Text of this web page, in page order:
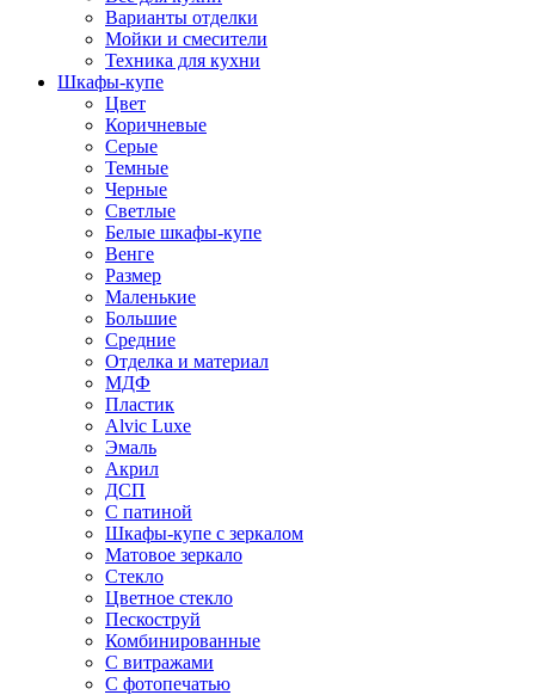
Варианты отделки
Мойки и смесители
Техника для кухни
Шкафы-купе
Цвет
Коричневые
Серые
Темные
Черные
Светлые
Белые шкафы-купе
Венге
Размер
Маленькие
Большие
Средние
Отделка и материал
МДФ
Пластик
Alvic Luxe
Эмаль
Акрил
ДСП
С патиной
Шкафы-купе с зеркалом
Матовое зеркало
Стекло
Цветное стекло
Пескоструй
Комбинированные
С витражами
С фотопечатью